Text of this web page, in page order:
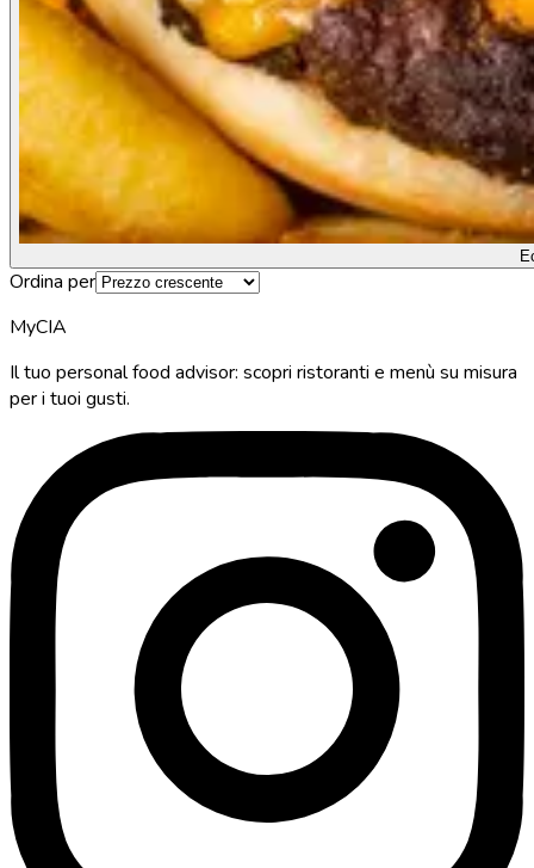
Ordina per
MyCIA
Il tuo personal food advisor: scopri ristoranti e menù su misura
per i tuoi gusti.